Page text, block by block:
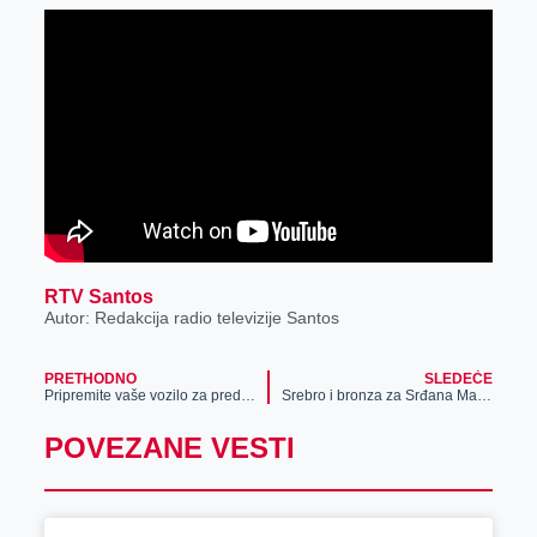
r
RTV Santos
Autor: Redakcija radio televizije Santos
PRETHODNO
SLEDEĆE
POVEZANE VESTI